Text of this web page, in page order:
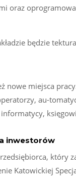
oraz
będzie
nowe miejsca
au-
inwestorów
który
Katowickiej